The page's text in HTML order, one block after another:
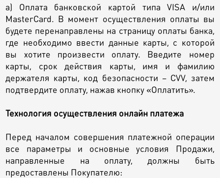
a) Оплата банковской картой типа VISA и/или
MasterCard. В момент осуществления оплаты вы
будете перенаправлены на страницу оплаты банка,
где необходимо ввести данные карты, с которой
вы хотите произвести оплату. Введите номер
карты, срок действия карты, имя и фамилию
держателя карты, код безопасности – CVV, затем
подтвердите оплату, нажав кнопку «Оплатить».
Технология осуществления онлайн платежа
Перед началом совершения платежной операции
все параметры и основные условия Продажи,
направленные на оплату, должны быть
предоставлены Покупателю: